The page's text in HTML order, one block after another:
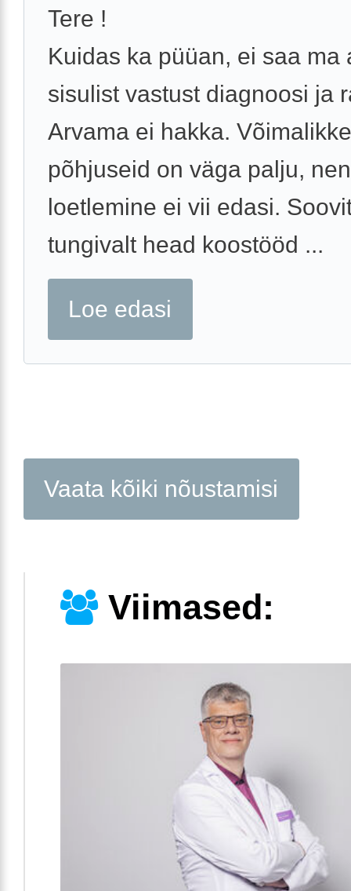
Tere !
Kuidas ka püüan, ei saa ma
sisulist vastust diagnoosi ja
Arvama ei hakka. Võimalikke
põhjuseid on väga palju,
loetlemine ei vii edasi.
tungivalt head koostööd ...
Loe edasi
Vaata kõiki nõustamisi
Viimased: